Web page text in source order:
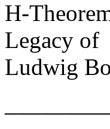
H-
Legacy of
Ludwig